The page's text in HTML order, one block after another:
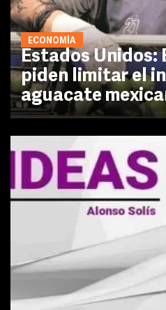
ECONOMÍA
Estados Unidos:
piden limitar el
aguacate